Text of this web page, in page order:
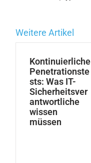
Weitere Artikel
Kontinuierliche
Penetrationste
sts: Was IT-
Sicherheitsver
antwortliche
wissen
müssen